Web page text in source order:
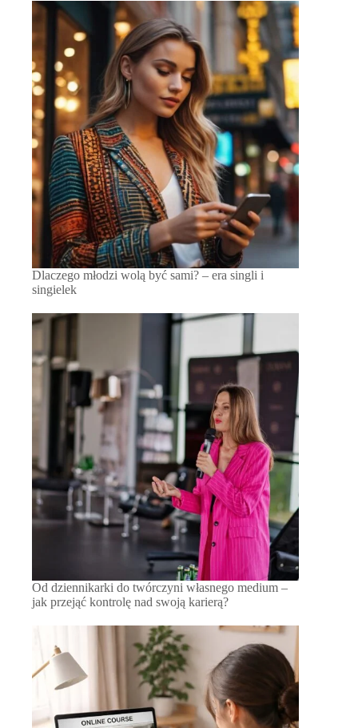
Dlaczego młodzi wolą być sami? – era singli i
singielek
Od dziennikarki do twórczyni własnego medium –
jak przejąć kontrolę nad swoją karierą?